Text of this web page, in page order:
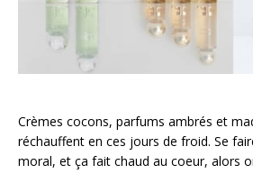
Crèmes cocons, parfums ambrés et
réchauffent en ces jours de froid. Se
moral, et ça fait chaud au coeur, alors